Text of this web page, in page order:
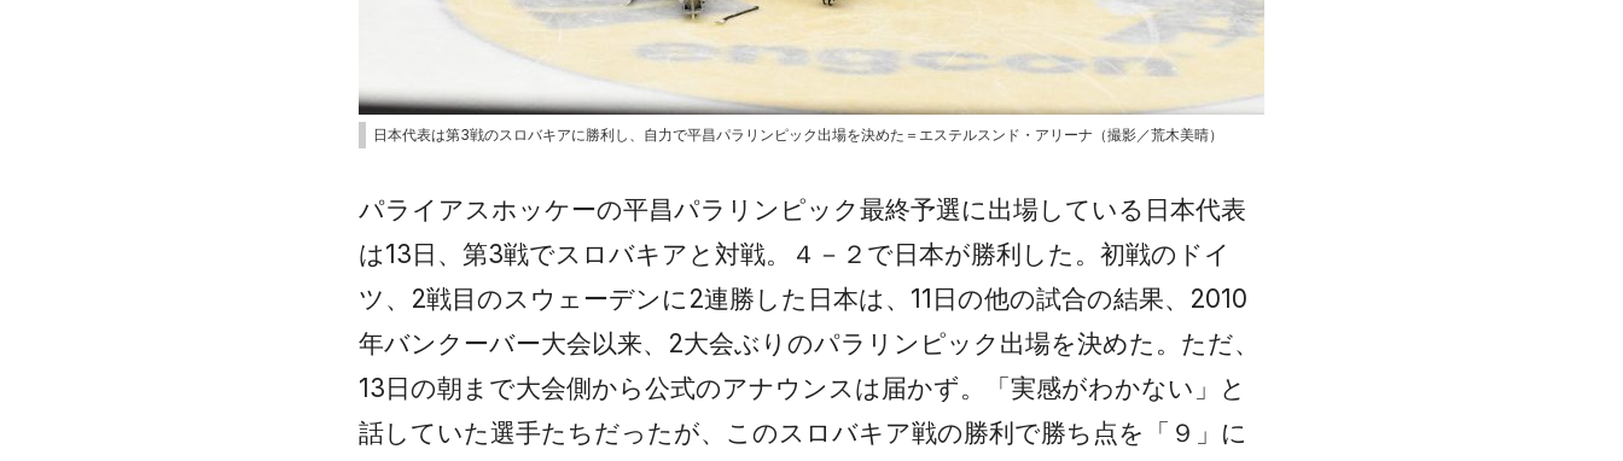
日本代表は第3戦のスロバキアに勝利し、自力で平昌パラリンピック出場を決めた＝エステルスンド・アリーナ（撮影／荒木美晴）
パライアスホッケーの平昌パラリンピック最終予選に出場している日本代表
は13日、第3戦でスロバキアと対戦。４－２で日本が勝利した。初戦のドイ
ツ、2戦目のスウェーデンに2連勝した日本は、11日の他の試合の結果、2010
年バンクーバー大会以来、2大会ぶりのパラリンピック出場を決めた。ただ、
13日の朝まで大会側から公式のアナウンスは届かず。「実感がわかない」と
話していた選手たちだったが、このスロバキア戦の勝利で勝ち点を「９」に